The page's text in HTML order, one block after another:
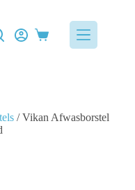
/ Vikan Afwasborstel